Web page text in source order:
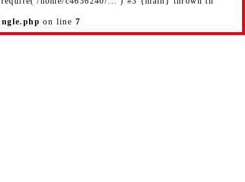
on line 7